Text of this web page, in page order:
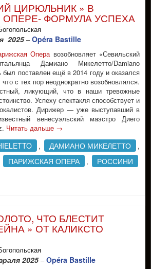
ЦИРЮЛЬНИК » В
ФОРМУЛА УСПЕХА
2025–Opéra Bastille
Операвозобновляет «Севильский
Дамиано Микелетто/Damiano
был поставлен ещё в 2014 году и оказался
с тех пор неоднократно возобновлялся.
ликующий, что в наши тревожные
Успеху спектакля способствует и
Дирижер — уже выступавший в
венесуэльский маэстро Диего
Читать дальше →
, ДАМИАНО МИКЕЛЕТТО ,
ПАРИЖСКАЯ ОПЕРА , РОССИНИ
ЧТО БЛЕСТИТ
» ОТ КАЛИКСТО
2025–Opéra Bastille